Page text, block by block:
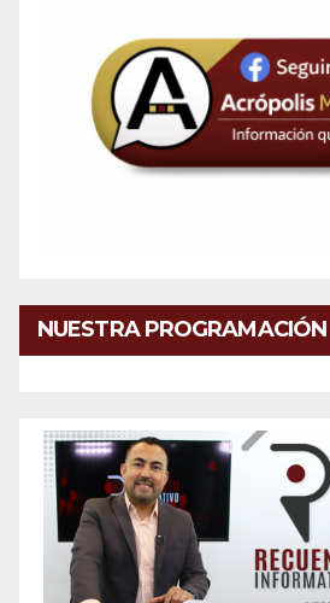
NUESTRA PROGRAMACIÓN